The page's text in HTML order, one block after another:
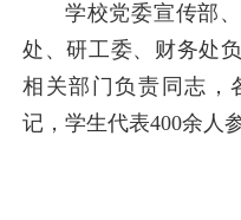
学校党委宣传部
处、研工委、财务处
相关部门负责同志，
记，学生代表400余人